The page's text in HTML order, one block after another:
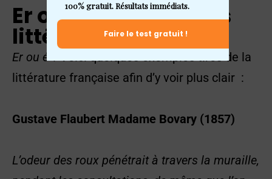
Er ou é ?Inspirations
littéraires
Er ou é? Voici quelques exemples tirés de la
littérature française afin d’y voir plus clair :
Gustave Flaubert Madame Bovary (1857)
L’odeur des roux pénétrait à travers la muraille,
100% gratuit. Résultats immédiats.
Faire le test gratuit !